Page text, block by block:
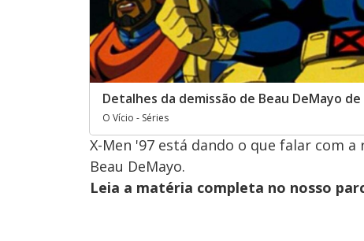
Detalhes da demissão de Beau DeMayo
O Vício - Séries
X-Men '97 está dando o que falar com
Beau DeMayo.
Leia a matéria completa no nosso